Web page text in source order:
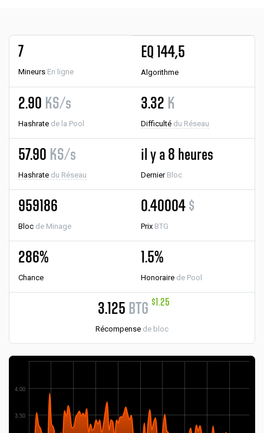
7
Mineurs En ligne
EQ 144,5
Algorithme
2.90 KS/s
Hashrate de la Pool
3.32 K
Difficulté du Réseau
57.90 KS/s
Hashrate du Réseau
il y a 8 heures
Dernier Bloc
959186
Bloc de Minage
0.40004 $
Prix BTG
286%
Chance
1.5%
Honoraire de Pool
3.125 BTG $1.25
Récompense de bloc
3.50
4.00